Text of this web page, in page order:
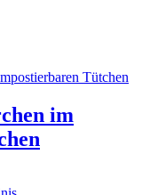
im